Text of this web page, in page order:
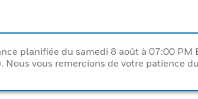
planifiée du samedi 8 août à 07:00
Nous vous remercions de votre patience